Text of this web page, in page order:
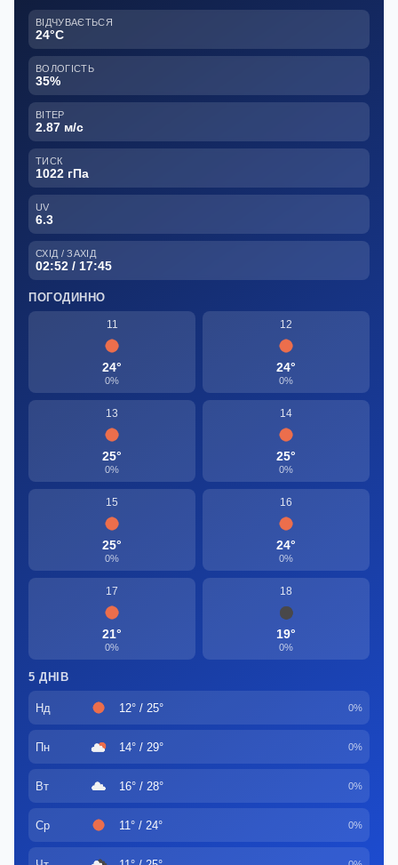
ВІДЧУВАЄТЬСЯ
24°C
ВОЛОГІСТЬ
35%
ВІТЕР
2.87 м/с
ТИСК
1022 гПа
UV
6.3
СХІД / ЗАХІД
02:52 / 17:45
ПОГОДИННО
11
24°
0%
12
24°
0%
13
25°
0%
14
25°
0%
15
25°
0%
16
24°
0%
17
21°
0%
18
19°
0%
5 ДНІВ
Нд 12° / 25° 0%
Пн 14° / 29° 0%
Вт 16° / 28° 0%
Ср 11° / 24° 0%